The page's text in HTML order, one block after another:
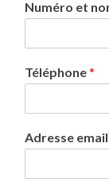
Numéro et
Téléphone*
Adresse email